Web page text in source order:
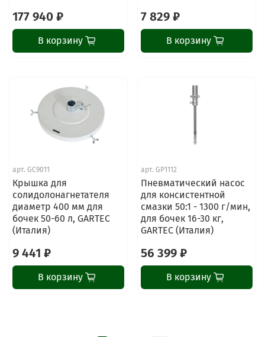
177 940 ₽
В корзину
7 829 ₽
В корзину
арт. GC9011
Крышка для
солидолонагнетателя
диаметр 400 мм для
бочек 50-60 л, GARTEC
(Италия)
9 441 ₽
В корзину
арт. GP1112
Пневматический насос
для консистентной
смазки 50:1 - 1300 г/мин,
для бочек 16-30 кг,
GARTEC (Италия)
56 399 ₽
В корзину
ChatApp
online
Наши мессенджеры
Свяжитесь с нами через любой удобный